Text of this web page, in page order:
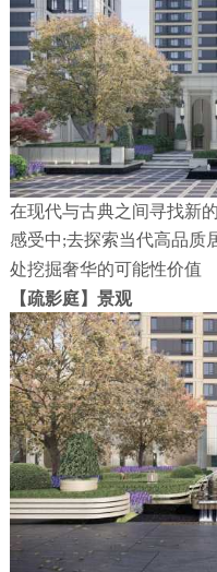
在现代与古典之间寻找新
感受中;去探索当代高品质
处挖掘奢华的可能性价值
【疏影庭】景观